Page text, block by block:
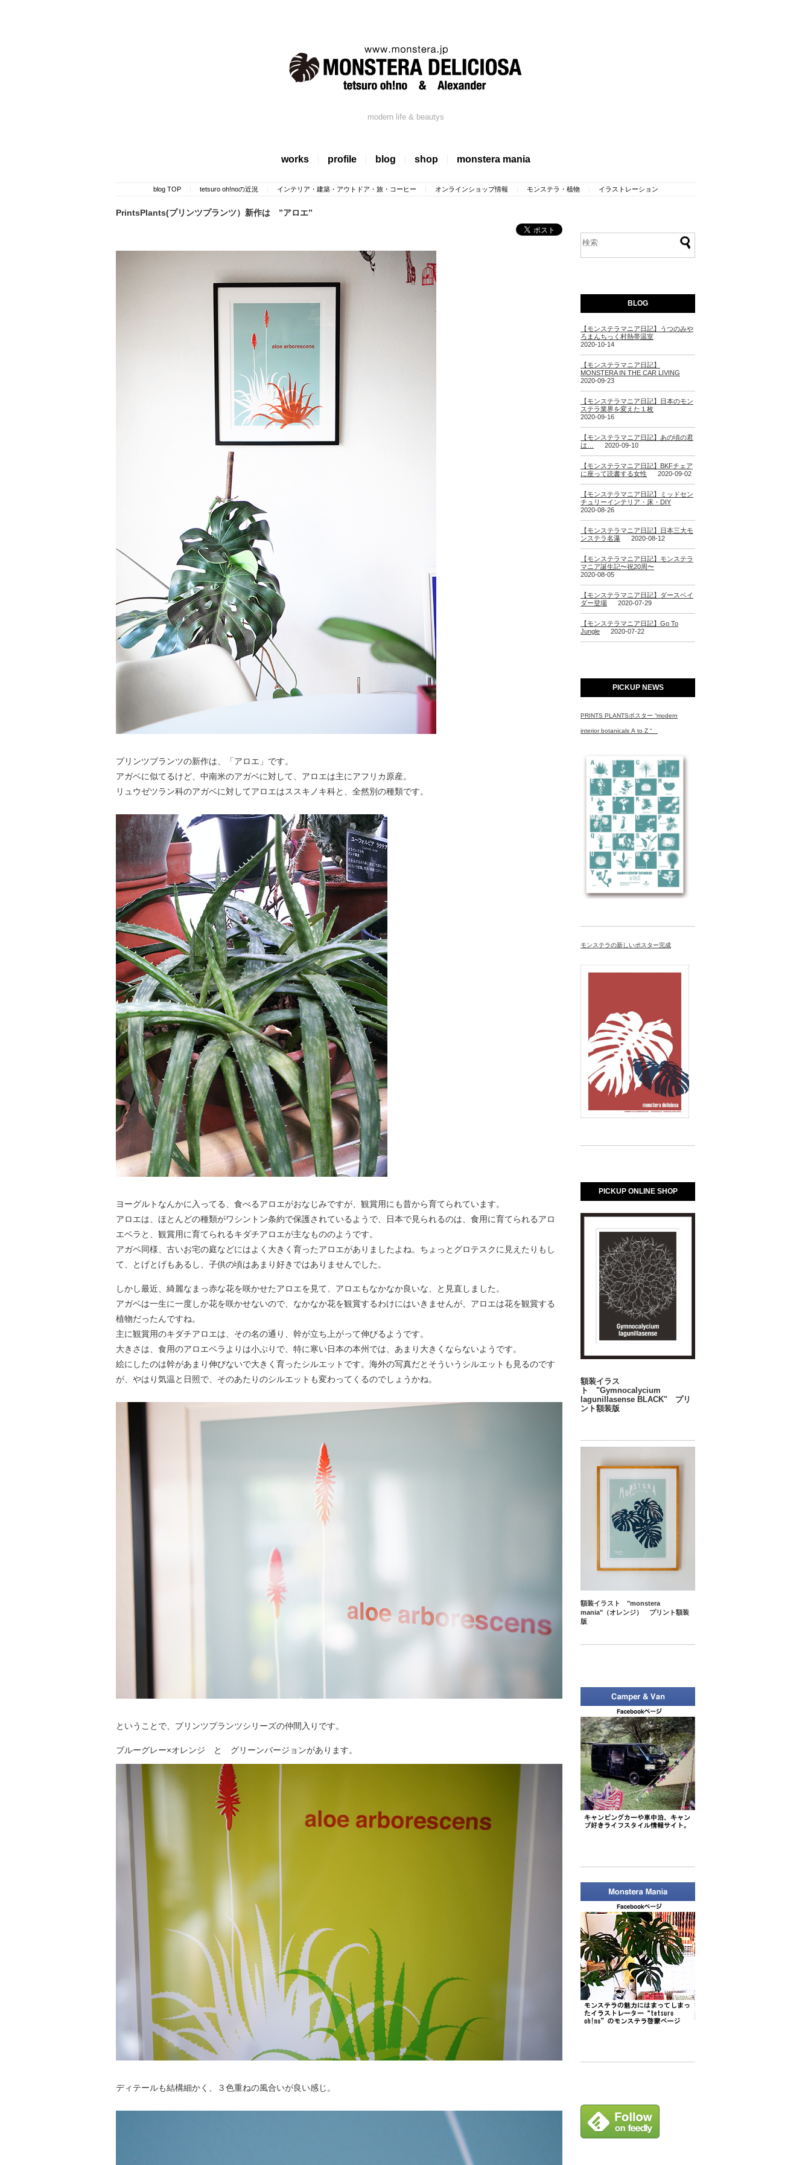
modern life & beautys
works profile blog shop monstera mania
blog TOP tetsuro oh!noの近況 インテリア・建築・アウトドア・旅・コーヒー オンラインショップ情報 モンステラ・植物 イラストレーション
PrintsPlants(プリンツプランツ）新作は ”アロエ”
プリンツプランツの新作は、「アロエ」です。
アガベに似てるけど、中南米のアガベに対して、アロエは主にアフリカ原産。
リュウゼツラン科のアガベに対してアロエはススキノキ科と、全然別の種類です。
ヨーグルトなんかに入ってる、食べるアロエがおなじみですが、観賞用にも昔から育てられています。
アロエは、ほとんどの種類がワシントン条約で保護されているようで、日本で見られるのは、食用に育てられるアロ
エベラと、観賞用に育てられるキダチアロエが主なもののようです。
アガベ同様、古いお宅の庭などにはよく大きく育ったアロエがありましたよね。ちょっとグロテスクに見えたりもし
て、とげとげもあるし、子供の頃はあまり好きではありませんでした。
しかし最近、綺麗なまっ赤な花を咲かせたアロエを見て、アロエもなかなか良いな、と見直しました。
アガベは一生に一度しか花を咲かせないので、なかなか花を観賞するわけにはいきませんが、アロエは花を観賞する
植物だったんですね。
主に観賞用のキダチアロエは、その名の通り、幹が立ち上がって伸びるようです。
大きさは、食用のアロエベラよりは小ぶりで、特に寒い日本の本州では、あまり大きくならないようです。
絵にしたのは幹があまり伸びないで大きく育ったシルエットです。海外の写真だとそういうシルエットも見るのです
が、やはり気温と日照で、そのあたりのシルエットも変わってくるのでしょうかね。
ということで、プリンツプランツシリーズの仲間入りです。
ブルーグレー×オレンジ と グリーンバージョンがあります。
ディテールも結構細かく、３色重ねの風合いが良い感じ。
BLOG
【モンステラマニア日記】うつのみや
ろまんちっく村熱帯温室
2020-10-14
【モンステラマニア日記】
MONSTERA IN THE CAR LIVING
2020-09-23
【モンステラマニア日記】日本のモン
ステラ業界を変えた１枚
2020-09-16
【モンステラマニア日記】あの頃の君
は…
2020-09-10
【モンステラマニア日記】BKFチェア
に座って読書する女性
2020-09-02
【モンステラマニア日記】ミッドセン
チュリーインテリア・床・DIY
2020-08-26
【モンステラマニア日記】日本三大モ
ンステラ名瀑
2020-08-12
【モンステラマニア日記】モンステラ
マニア誕生記〜祝20周〜
2020-08-05
【モンステラマニア日記】ダースベイ
ダー登場
2020-07-29
【モンステラマニア日記】Go To
Jungle
2020-07-22
PICKUP NEWS
PRINTS PLANTSポスター “modern
interior botanicals A to Z “
モンステラの新しいポスター完成
PICKUP ONLINE SHOP
額装イラス
ト "Gymnocalycium
lagunillasense BLACK" プリ
ント額装版
額装イラスト "monstera
mania"（オレンジ） プリント額装
版